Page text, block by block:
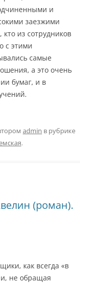
и
заезжими
из сотрудников
с этими
самые
а это очень
бумаг, и в
admin в рубрике
.
(роман).
как всегда «в
не обращая